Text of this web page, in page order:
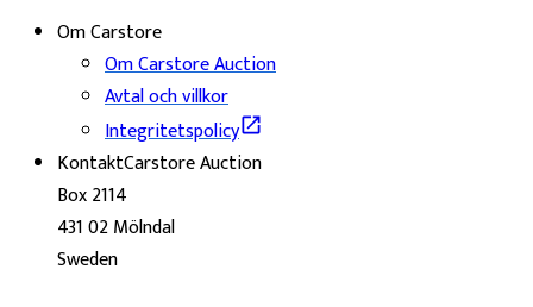
Om Carstore
Om Carstore Auction
Avtal och villkor
Integritetspolicy
KontaktCarstore Auction
Box 2114
431 02 Mölndal
Sweden